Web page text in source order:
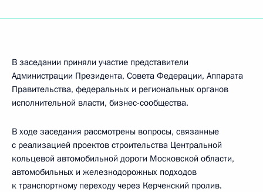
В заседании приняли участие представители
Администрации Президента, Совета Федерации, Аппарата
Правительства, федеральных и региональных органов
исполнительной власти, бизнес-сообщества.
В ходе заседания рассмотрены вопросы, связанные
с реализацией проектов строительства Центральной
кольцевой автомобильной дороги Московской области,
автомобильных и железнодорожных подходов
к транспортному переходу через Керченский пролив.